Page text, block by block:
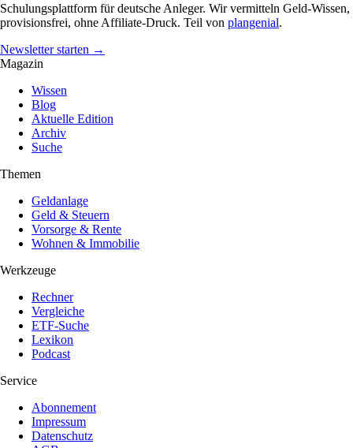
Schulungsplattform für deutsche Anleger. Wir vermitteln Geld-Wissen,
provisionsfrei, ohne Affiliate-Druck. Teil von plangenial.
Newsletter starten →
Magazin
Wissen
Blog
Aktuelle Edition
Archiv
Suche
Themen
Geldanlage
Geld & Steuern
Vorsorge & Rente
Wohnen & Immobilie
Werkzeuge
Rechner
Vergleiche
ETF-Suche
Lexikon
Podcast
Service
Abonnement
Impressum
Datenschutz